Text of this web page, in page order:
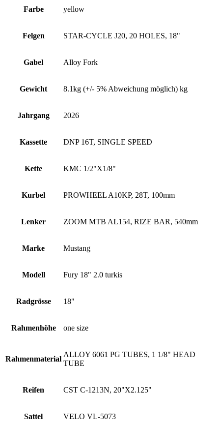
Farbe yellow
Felgen STAR-CYCLE J20, 20 HOLES, 18"
Gabel Alloy Fork
Gewicht 8.1kg (+/- 5% Abweichung möglich) kg
Jahrgang 2026
Kassette DNP 16T, SINGLE SPEED
Kette KMC 1/2"X1/8"
Kurbel PROWHEEL A10KP, 28T, 100mm
Lenker ZOOM MTB AL154, RIZE BAR, 540mm
Marke Mustang
Modell Fury 18" 2.0 turkis
Radgrösse 18"
Rahmenhöhe one size
Rahmenmaterial
ALLOY 6061 PG TUBES, 1 1/8" HEAD
TUBE
Reifen CST C-1213N, 20"X2.125"
Sattel VELO VL-5073